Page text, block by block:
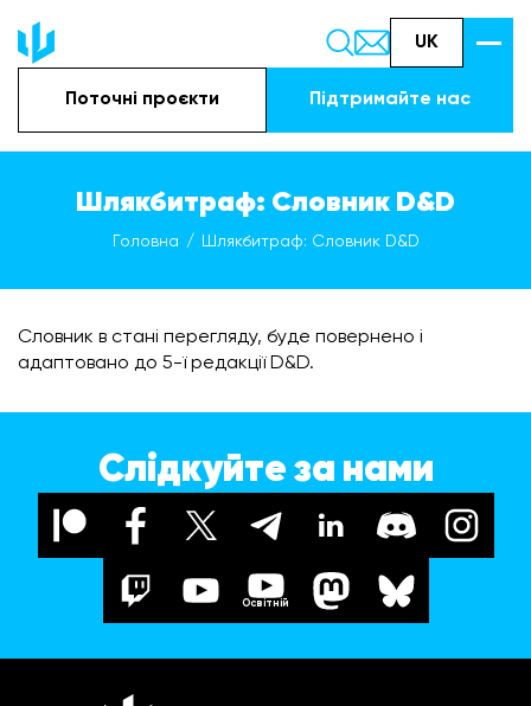
UK
Поточні проєкти Підтримайте наc
Шлякбитраф: Словник D&D
Головна Шлякбитраф: Словник D&D
Словник в стані перегляду, буде повернено і
адаптовано до 5-ї редакції D&D.
Слідкуйте за нами
Освітній